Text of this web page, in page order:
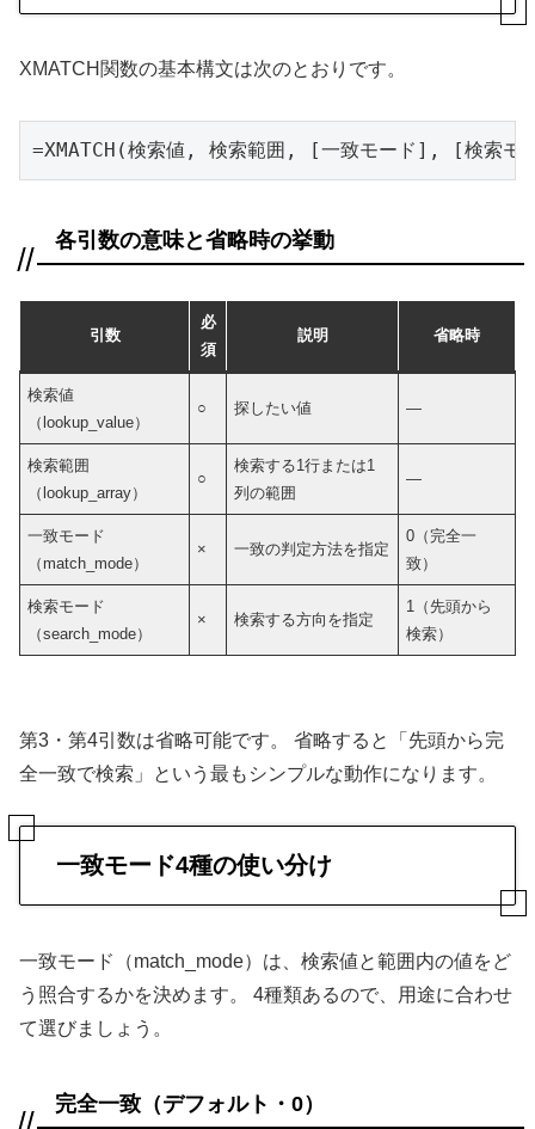
XMATCH関数の基本構文は次のとおりです。
=XMATCH(検索値, 検索範囲, [一致モード], [検索モ
各引数の意味と省略時の挙動
引数
必
須
説明 省略時
検索値
（lookup_value）
○ 探したい値 —
検索範囲
（lookup_array）
○
検索する1行または1
列の範囲
—
一致モード
（match_mode）
× 一致の判定方法を指定
0（完全一
致）
検索モード
（search_mode）
× 検索する方向を指定
1（先頭から
検索）
第3・第4引数は省略可能です。 省略すると「先頭から完
全一致で検索」という最もシンプルな動作になります。
一致モード4種の使い分け
一致モード（match_mode）は、検索値と範囲内の値をど
う照合するかを決めます。 4種類あるので、用途に合わせ
て選びましょう。
完全一致（デフォルト・0）